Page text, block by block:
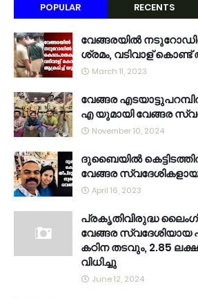
POPULAR RECENTS
വേങ്ങരയിൽ
ശ്രമം, വടിവാള്
March 11, 2023
വേങ്ങര
എ യുമായി വേങ്ങര
November 10, 2024
ദുബൈയിൽ
വേങ്ങര സ്വദേശികളായ
April 16, 2023
പ്രകൃതിവിരുദ്ധ
വേങ്ങര സ്വദേശിയായ
കഠിന തടവും, 2.85
വിധിച്ചു
June 12, 2024